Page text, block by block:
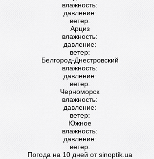
влажность:
давление:
ветер:
Арциз
влажность:
давление:
ветер:
Белгород-Днестровский
влажность:
давление:
ветер:
Черноморск
влажность:
давление:
ветер:
Южное
влажность:
давление:
ветер:
Погода на 10 дней отsinoptik.ua